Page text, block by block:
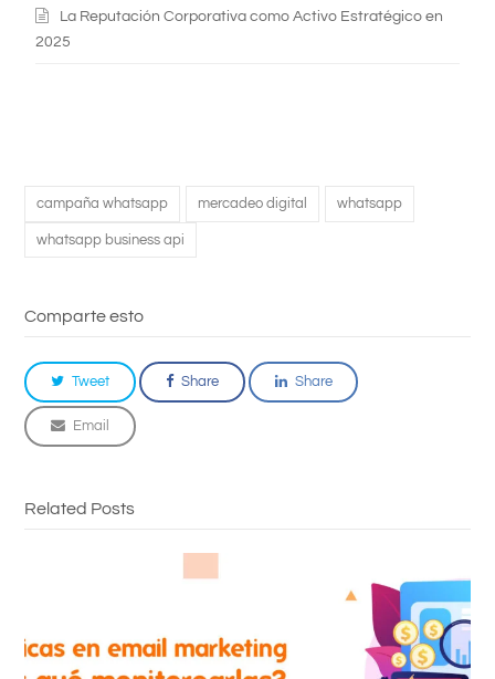
La Reputación Corporativa como Activo Estratégico en
2025
campaña whatsapp mercadeo digital whatsapp
whatsapp business api
Comparte esto
Tweet Share Share
Email
Related Posts